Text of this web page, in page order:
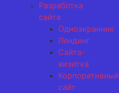
Разработка
сайта
Одноэкранник
Лендинг
Сайта-
визитка
Корпоративный
сайт